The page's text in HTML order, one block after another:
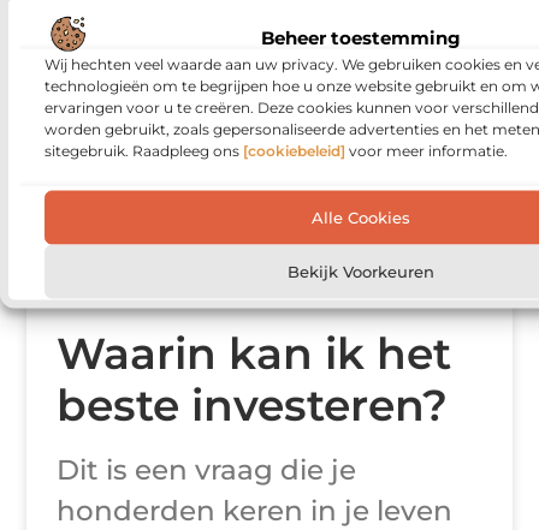
Beheer toestemming
Wij hechten veel waarde aan uw privacy. We gebruiken cookies en
technologieën om te begrijpen hoe u onze website gebruikt en om
ervaringen voor u te creëren. Deze cookies kunnen voor
worden gebruikt, zoals gepersonaliseerde advertenties en het
sitegebruik. Raadpleeg ons [cookiebeleid] voor meer informatie.
Alle Cookies
Bekijk Voorkeuren
FINANCIEEL
Waarin kan ik het
beste investeren?
Dit is een vraag die je
honderden keren in je leven